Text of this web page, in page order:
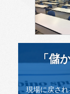
「儲
現場に戻さ